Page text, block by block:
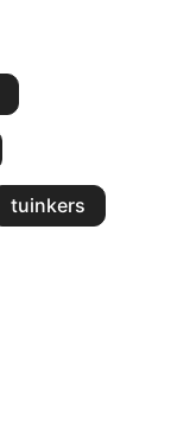
tuinkers